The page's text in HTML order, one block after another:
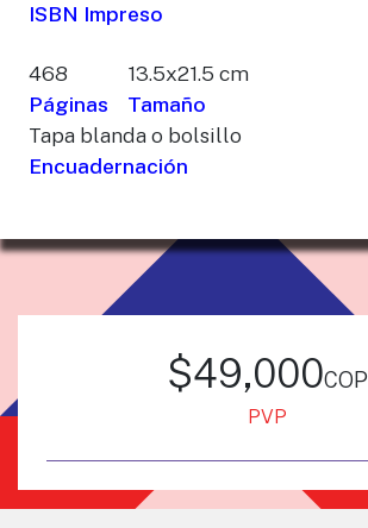
ISBN Impreso
468
Páginas
13.5x21.5 cm
Tamaño
Tapa blanda o bolsillo
Encuadernación
$49,000cop
PVP